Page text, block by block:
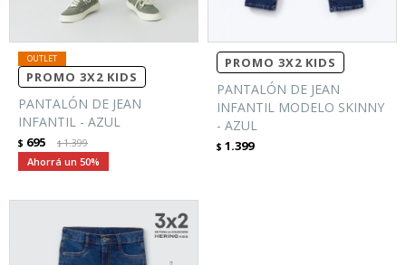
PROMO 3X2 KIDS
PANTALÓN DE JEAN
INFANTIL - AZUL
$ 695 $1.399
50
PROMO 3X2 KIDS
PANTALÓN DE JEAN
INFANTIL MODELO SKINNY
- AZUL
$ 1.399